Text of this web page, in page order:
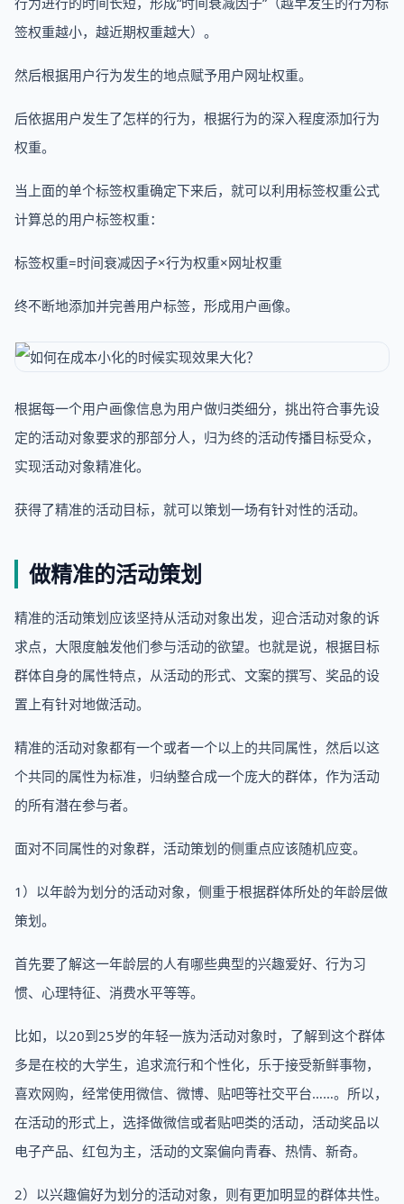
签权重越小，越近期权重越大）。
然后根据用户行为发生的地点赋予用户网址权重。
后依据用户发生了怎样的行为，根据行为的深入程度添加行为
权重。
当上面的单个标签权重确定下来后，就可以利用标签权重公式
计算总的用户标签权重：
标签权重=时间衰减因子×行为权重×网址权重
终不断地添加并完善用户标签，形成用户画像。
根据每一个用户画像信息为用户做归类细分，挑出符合事先设
定的活动对象要求的那部分人，归为终的活动传播目标受众，
实现活动对象精准化。
获得了精准的活动目标，就可以策划一场有针对性的活动。
做精准的活动策划
精准的活动策划应该坚持从活动对象出发，迎合活动对象的诉
求点，大限度触发他们参与活动的欲望。也就是说，根据目标
群体自身的属性特点，从活动的形式、文案的撰写、奖品的设
置上有针对地做活动。
精准的活动对象都有一个或者一个以上的共同属性，然后以这
个共同的属性为标准，归纳整合成一个庞大的群体，作为活动
的所有潜在参与者。
面对不同属性的对象群，活动策划的侧重点应该随机应变。
1）以年龄为划分的活动对象，侧重于根据群体所处的年龄层做
策划。
首先要了解这一年龄层的人有哪些典型的兴趣爱好、行为习
惯、心理特征、消费水平等等。
比如，以20到25岁的年轻一族为活动对象时，了解到这个群体
多是在校的大学生，追求流行和个性化，乐于接受新鲜事物，
喜欢网购，经常使用微信、微博、贴吧等社交平台……。所以，
在活动的形式上，选择做微信或者贴吧类的活动，活动奖品以
电子产品、红包为主，活动的文案偏向青春、热情、新奇。
2）以兴趣偏好为划分的活动对象，则有更加明显的群体共性。